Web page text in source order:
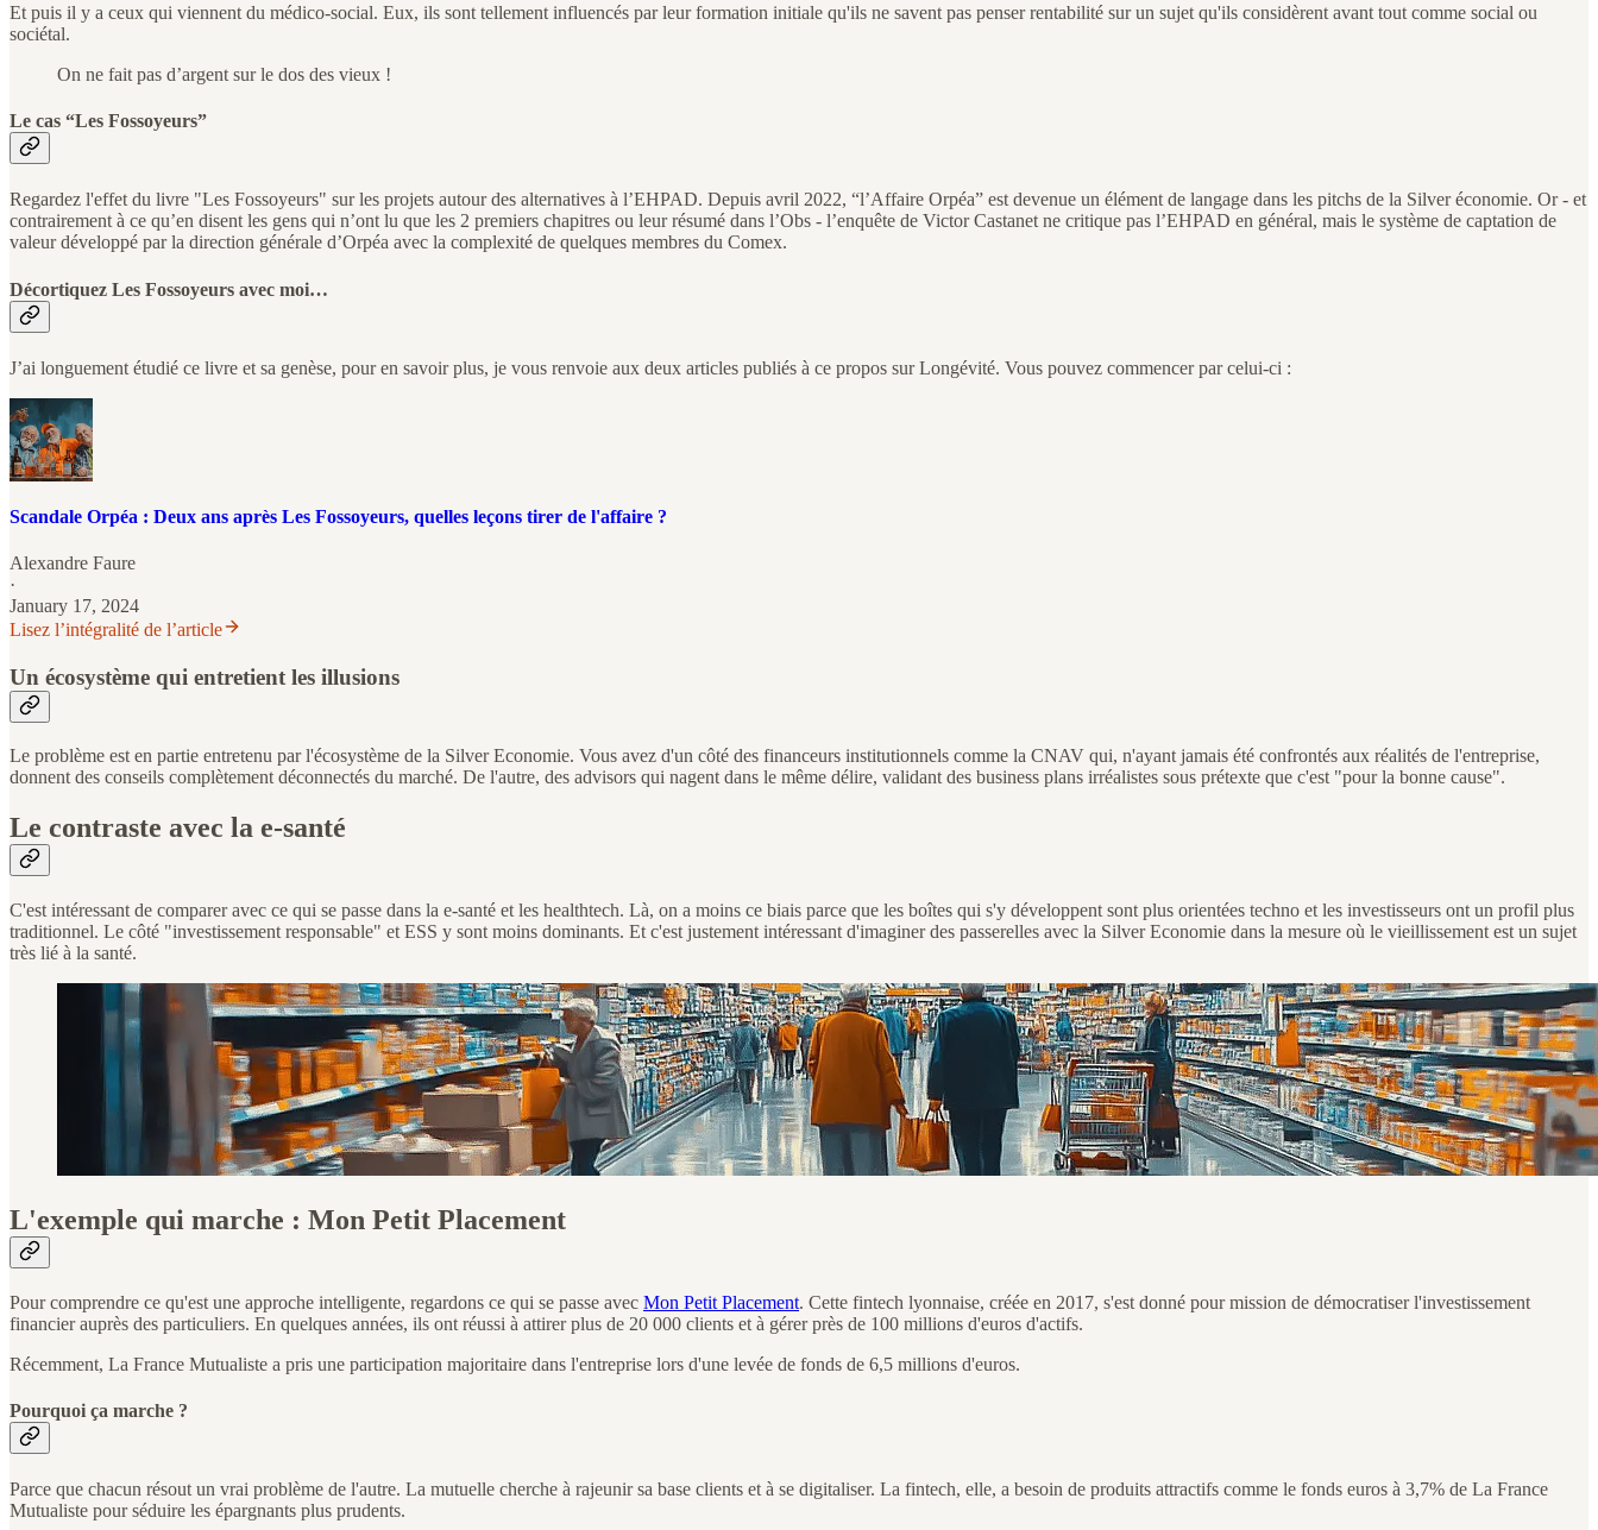
Et puis il y a ceux qui viennent du médico-social. Eux, ils sont tellement influencés par leur formation initiale qu'ils ne savent pas penser rentabilité sur un sujet qu'ils considèrent avant tout comme social ou
sociétal.
On ne fait pas d’argent sur le dos des vieux !
Le cas “Les Fossoyeurs”
Regardez l'effet du livre "Les Fossoyeurs" sur les projets autour des alternatives à l’EHPAD. Depuis avril 2022, “l’Affaire Orpéa” est devenue un élément de langage dans les pitchs de la Silver économie. Or - et
contrairement à ce qu’en disent les gens qui n’ont lu que les 2 premiers chapitres ou leur résumé dans l’Obs - l’enquête de Victor Castanet ne critique pas l’EHPAD en général, mais le système de captation de
valeur développé par la direction générale d’Orpéa avec la complexité de quelques membres du Comex.
Décortiquez Les Fossoyeurs avec moi…
J’ai longuement étudié ce livre et sa genèse, pour en savoir plus, je vous renvoie aux deux articles publiés à ce propos sur Longévité. Vous pouvez commencer par celui-ci :
Scandale Orpéa : Deux ans après Les Fossoyeurs, quelles leçons tirer de l'affaire ?
Alexandre Faure
·
January 17, 2024
Lisez l’intégralité de l’article
Un écosystème qui entretient les illusions
Le problème est en partie entretenu par l'écosystème de la Silver Economie. Vous avez d'un côté des financeurs institutionnels comme la CNAV qui, n'ayant jamais été confrontés aux réalités de l'entreprise,
donnent des conseils complètement déconnectés du marché. De l'autre, des advisors qui nagent dans le même délire, validant des business plans irréalistes sous prétexte que c'est "pour la bonne cause".
Le contraste avec la e-santé
C'est intéressant de comparer avec ce qui se passe dans la e-santé et les healthtech. Là, on a moins ce biais parce que les boîtes qui s'y développent sont plus orientées techno et les investisseurs ont un profil plus
traditionnel. Le côté "investissement responsable" et ESS y sont moins dominants. Et c'est justement intéressant d'imaginer des passerelles avec la Silver Economie dans la mesure où le vieillissement est un sujet
très lié à la santé.
L'exemple qui marche : Mon Petit Placement
Pour comprendre ce qu'est une approche intelligente, regardons ce qui se passe avec Mon Petit Placement. Cette fintech lyonnaise, créée en 2017, s'est donné pour mission de démocratiser l'investissement
financier auprès des particuliers. En quelques années, ils ont réussi à attirer plus de 20 000 clients et à gérer près de 100 millions d'euros d'actifs.
Récemment, La France Mutualiste a pris une participation majoritaire dans l'entreprise lors d'une levée de fonds de 6,5 millions d'euros.
Pourquoi ça marche ?
Parce que chacun résout un vrai problème de l'autre. La mutuelle cherche à rajeunir sa base clients et à se digitaliser. La fintech, elle, a besoin de produits attractifs comme le fonds euros à 3,7% de La France
Mutualiste pour séduire les épargnants plus prudents.